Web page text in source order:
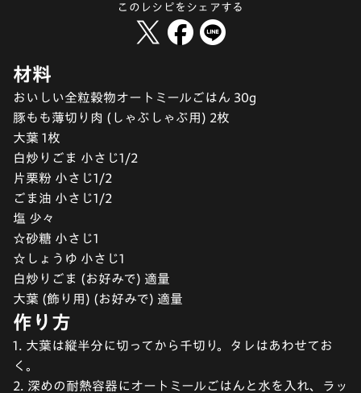
このレシピをシェアする
材料
おいしい全粒穀物オートミールごはん 30g
豚もも薄切り肉 (しゃぶしゃぶ用) 2枚
大葉 1枚
白炒りごま 小さじ1/2
片栗粉 小さじ1/2
ごま油 小さじ1/2
塩 少々
☆砂糖 小さじ1
☆しょうゆ 小さじ1
白炒りごま (お好みで) 適量
大葉 (飾り用) (お好みで) 適量
作り方
1. 大葉は縦半分に切ってから千切り。タレはあわせてお
く。
2. 深めの耐熱容器にオートミールごはんと水を入れ、ラッ